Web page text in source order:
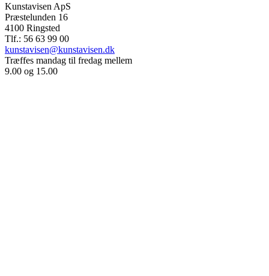
Kunstavisen ApS
Præstelunden 16
4100 Ringsted
Tlf.: 56 63 99 00
kunstavisen@kunstavisen.dk
Træffes mandag til fredag mellem
9.00 og 15.00